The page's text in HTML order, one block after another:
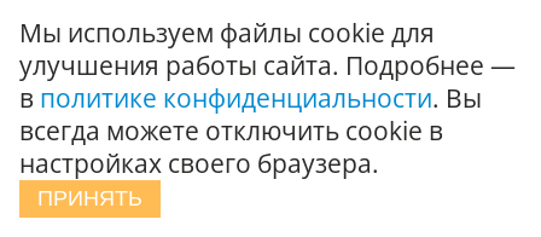
сейф устанавливается один либо несколько замков
различного вида и исполнения (механические,
ключевые, электронные, биометрические).
Наш каталог сейфов содержит следующие
модели в соответствии с типом защиты:
Взломостойкие. Модели в данной категории
делятся на 11 классов взломостойкости. Сейф
Мы используем файлы cookie для
улучшения работы сайта. Подробнее —
в политике конфиденциальности. Вы
всегда можете отключить cookie в
настройках своего браузера.
ПРИНЯТЬ